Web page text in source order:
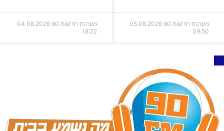
מערכת חדשות 90
05.08.2026
09:50
מערכת חדשות 90
04.08.2026
18:22